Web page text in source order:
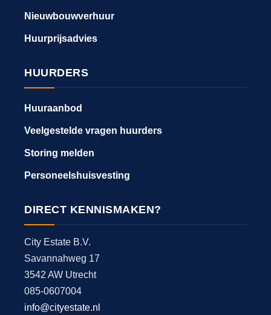
Nieuwbouwverhuur
Huurprijsadvies
HUURDERS
Huuraanbod
Veelgestelde vragen huurders
Storing melden
Personeelshuisvesting
DIRECT KENNISMAKEN?
City Estate B.V.
Savannahweg 17
3542 AW Utrecht
085-0607004
info@cityestate.nl